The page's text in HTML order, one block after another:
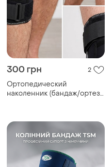
300 грн 2
Ортопедический
наколенник (бандаж/ортез